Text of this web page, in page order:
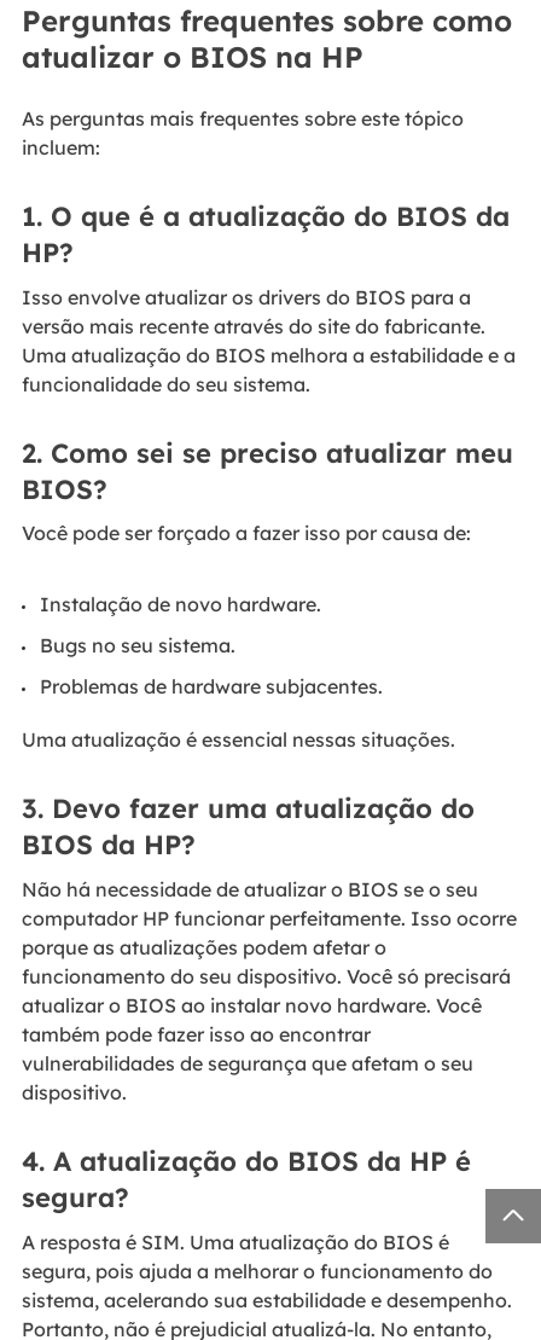
Perguntas frequentes sobre como
atualizar o BIOS na HP
As perguntas mais frequentes sobre este tópico
incluem:
1. O que é a atualização do BIOS da
HP?
Isso envolve atualizar os drivers do BIOS para a
versão mais recente através do site do fabricante.
Uma atualização do BIOS melhora a estabilidade e a
funcionalidade do seu sistema.
2. Como sei se preciso atualizar meu
BIOS?
Você pode ser forçado a fazer isso por causa de:
Instalação de novo hardware.
Bugs no seu sistema.
Problemas de hardware subjacentes.
Uma atualização é essencial nessas situações.
3. Devo fazer uma atualização do
BIOS da HP?
Não há necessidade de atualizar o BIOS se o seu
computador HP funcionar perfeitamente. Isso ocorre
porque as atualizações podem afetar o
funcionamento do seu dispositivo. Você só precisará
atualizar o BIOS ao instalar novo hardware. Você
também pode fazer isso ao encontrar
vulnerabilidades de segurança que afetam o seu
dispositivo.
4. A atualização do BIOS da HP é
segura?
A resposta é SIM. Uma atualização do BIOS é
segura, pois ajuda a melhorar o funcionamento do
sistema, acelerando sua estabilidade e desempenho.
Portanto, não é prejudicial atualizá-la. No entanto,
